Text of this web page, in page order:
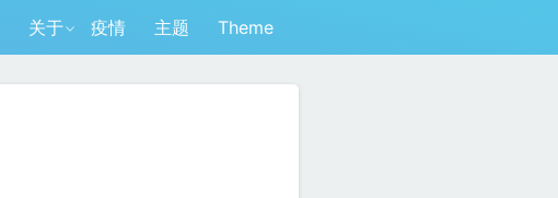
关于 疫情 主题 Theme